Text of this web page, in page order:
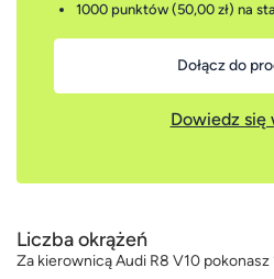
1000 punktów (50,00 zł) na
Dołącz do
Dowiedz się
Liczba okrążeń
Za kierownicą Audi R8 V10 pokonasz